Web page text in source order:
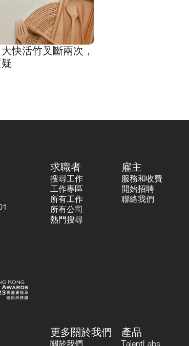
快活竹叉斷兩次，
求職者
搜尋工作
工作專區
所有工作
所有公司
熱門搜尋
雇主
服務和收費
開始招聘
聯絡我們
更多關於我們
關於我們
產品
TalentLabs